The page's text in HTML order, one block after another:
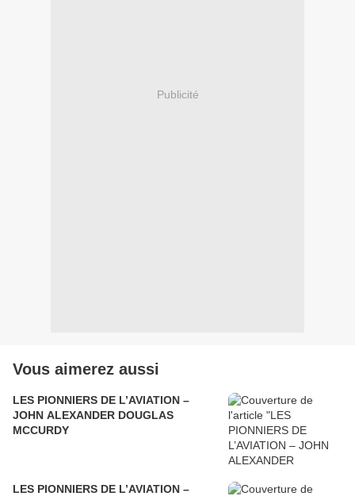
Publicité
Vous aimerez aussi
LES PIONNIERS DE L’AVIATION –
JOHN ALEXANDER DOUGLAS
MCCURDY
LES PIONNIERS DE L’AVIATION –